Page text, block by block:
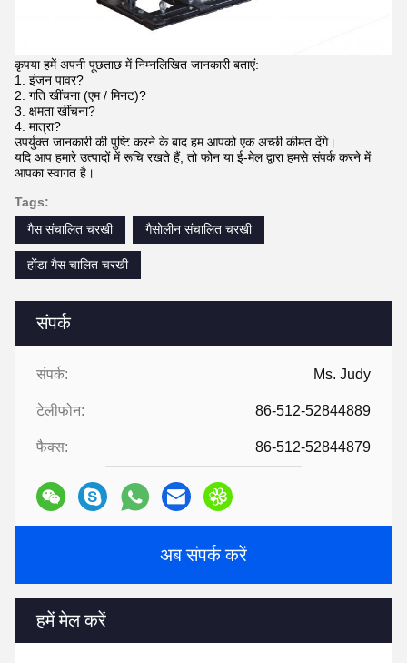
संपर्क
संपर्क: Ms. Judy
टेलीफोन: 86-512-52844889
फैक्स: 86-512-52844879
अब संपर्क करें
हमें मेल करें
कृपया हमें अपनी पूछताछ में निम्नलिखित जानकारी बताएं:
1. इंजन पावर?
2. गति खींचना (एम / मिनट)?
3. क्षमता खींचना?
4. मात्रा?
उपर्युक्त जानकारी की पुष्टि करने के बाद हम आपको एक अच्छी कीमत देंगे।
यदि आप हमारे उत्पादों में रूचि रखते हैं, तो फोन या ई-मेल द्वारा हमसे संपर्क करने में
आपका स्वागत है।
Tags:
गैस संचालित चरखी
गैसोलीन संचालित चरखी
होंडा गैस चालित चरखी